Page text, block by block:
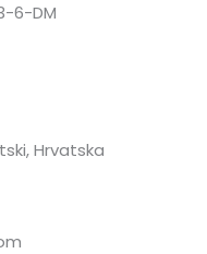
6-DM
Hrvatska